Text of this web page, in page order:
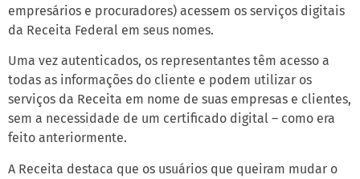
empresários e procuradores) acessem os serviços digitais
da Receita Federal em seus nomes.
Uma vez autenticados, os representantes têm acesso a
todas as informações do cliente e podem utilizar os
serviços da Receita em nome de suas empresas e clientes,
sem a necessidade de um certificado digital – como era
feito anteriormente.
A Receita destaca que os usuários que queiram mudar o